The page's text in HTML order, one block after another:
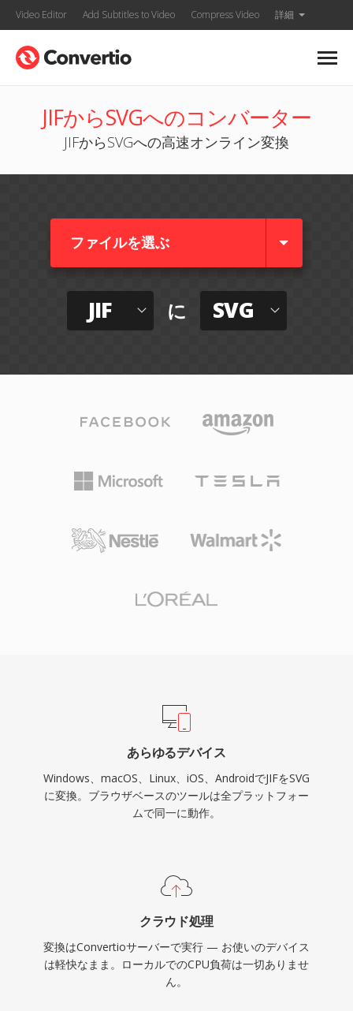
Video Editor Add Subtitles to Video Compress Video 詳細
JIFからSVGへのコンバーター
JIFからSVGへの高速オンライン変換
ファイルを選ぶ
JIF に SVG
あらゆるデバイス
Windows、macOS、Linux、iOS、AndroidでJIFをSVG
に変換。ブラウザベースのツールは全プラットフォー
ムで同一に動作。
クラウド処理
変換はConvertioサーバーで実行 — お使いのデバイス
は軽快なまま。ローカルでのCPU負荷は一切ありませ
ん。